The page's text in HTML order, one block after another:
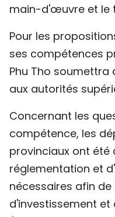
main-d'œuvre et le
Pour les
ses compétences
Phu Tho
aux autorités
Concernant les
compétence, les
provinciaux ont été
réglementation et
nécessaires afin
d'investissement